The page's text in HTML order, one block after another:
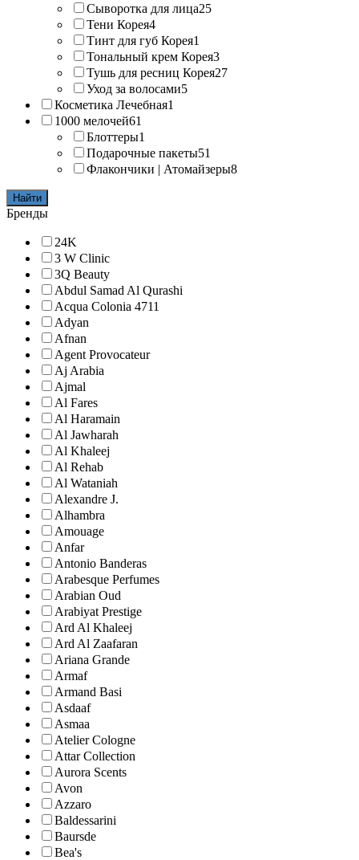
Сыворотка для лица25
Тени Корея4
Тинт для губ Корея1
Тональный крем Корея3
Тушь для ресниц Корея27
Уход за волосами5
Косметика Лечебная1
1000 мелочей61
Блоттеры1
Подарочные пакеты51
Флакончики | Атомайзеры8
Найти
Бренды
24K
3 W Clinic
3Q Beauty
Abdul Samad Al Qurashi
Acqua Colonia 4711
Adyan
Afnan
Agent Provocateur
Aj Arabia
Ajmal
Al Fares
Al Haramain
Al Jawharah
Al Khaleej
Al Rehab
Al Wataniah
Alexandre J.
Alhambra
Amouage
Anfar
Antonio Banderas
Arabesque Perfumes
Arabian Oud
Arabiyat Prestige
Ard Al Khaleej
Ard Al Zaafaran
Ariana Grande
Armaf
Armand Basi
Asdaaf
Asmaa
Atelier Cologne
Attar Collection
Aurora Scents
Avon
Azzaro
Baldessarini
Baursde
Bea's